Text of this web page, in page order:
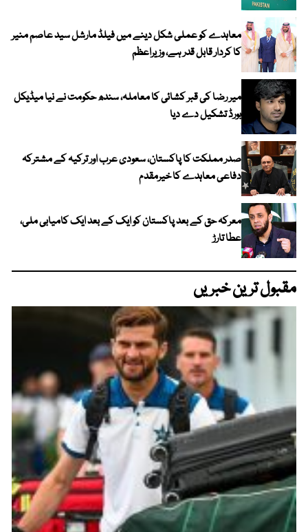
معاہدے کو عملی شکل دینے میں فیلڈ مارشل سید عاصم منیر
کا کردار قابل قدر ہے، وزیراعظم
میر رضا کی قبر کشائی کا معاملہ، سندھ حکومت نے نیا میڈیکل
بورڈ تشکیل دے دیا
صدر مملکت کا پاکستان، سعودی عرب اور ترکیہ کے مشترکہ
دفاعی معاہدے کا خیرمقدم
معرکہ حق کے بعد پاکستان کو ایک کے بعد ایک کامیابی ملی،
عطا تارڑ
مقبول ترین خبریں